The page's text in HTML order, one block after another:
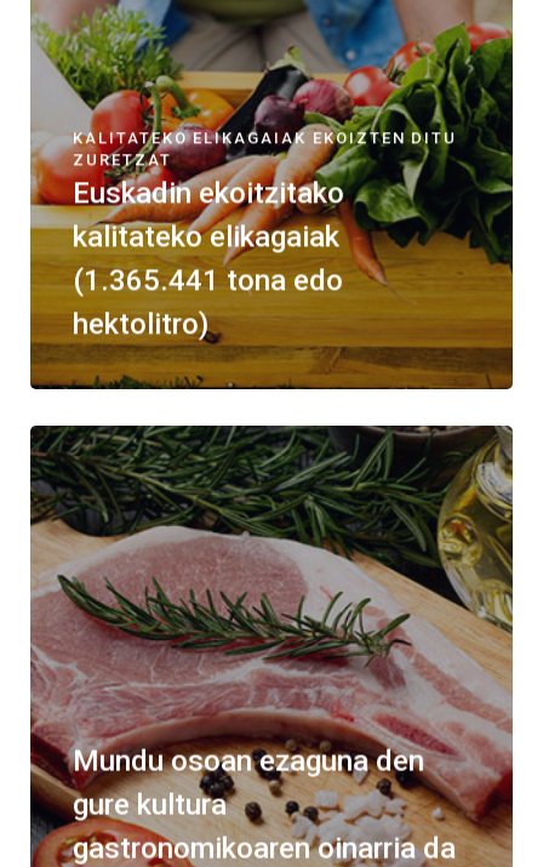
KALITATEKO ELIKAGAIAK EKOIZTEN DITU
ZURETZAT
Euskadin ekoitzitako
kalitateko elikagaiak
(1.365.441 tona edo
hektolitro)
Mundu osoan ezaguna den
gure kultura
gastronomikoaren oinarria da